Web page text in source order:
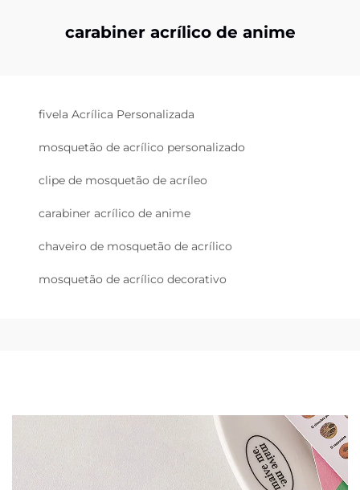
carabiner acrílico de anime
fivela Acrílica Personalizada
mosquetão de acrílico personalizado
clipe de mosquetão de acríleo
carabiner acrílico de anime
chaveiro de mosquetão de acrílico
mosquetão de acrílico decorativo